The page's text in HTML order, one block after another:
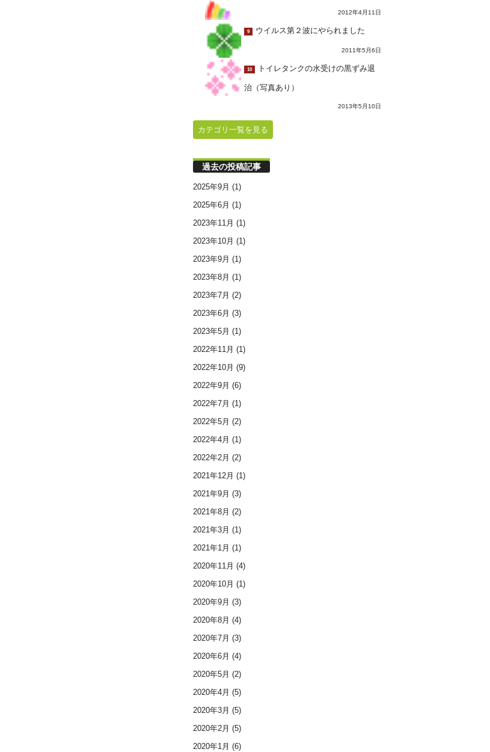
2012年4月11日
9 ウイルス第２波にやられました
2011年5月6日
10 トイレタンクの水受けの黒ずみ退
治（写真あり）
2013年5月10日
カテゴリ一覧を見る
過去の投稿記事
2025年9月 (1)
2025年6月 (1)
2023年11月 (1)
2023年10月 (1)
2023年9月 (1)
2023年8月 (1)
2023年7月 (2)
2023年6月 (3)
2023年5月 (1)
2022年11月 (1)
2022年10月 (9)
2022年9月 (6)
2022年7月 (1)
2022年5月 (2)
2022年4月 (1)
2022年2月 (2)
2021年12月 (1)
2021年9月 (3)
2021年8月 (2)
2021年3月 (1)
2021年1月 (1)
2020年11月 (4)
2020年10月 (1)
2020年9月 (3)
2020年8月 (4)
2020年7月 (3)
2020年6月 (4)
2020年5月 (2)
2020年4月 (5)
2020年3月 (5)
2020年2月 (5)
2020年1月 (6)